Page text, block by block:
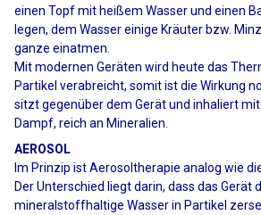
einen Topf mit heißem Wasser und einen
legen, dem Wasser einige Kräuter bzw.
ganze einatmen.
Mit modernen Geräten wird heute das
Partikel verabreicht, somit ist die Wirkung
sitzt gegenüber dem Gerät und inhaliert
Dampf, reich an Mineralien.
AEROSOL
Im Prinzip ist Aerosoltherapie analog wie
Der Unterschied liegt darin, dass das Gerät
mineralstoffhaltige Wasser in Partikel